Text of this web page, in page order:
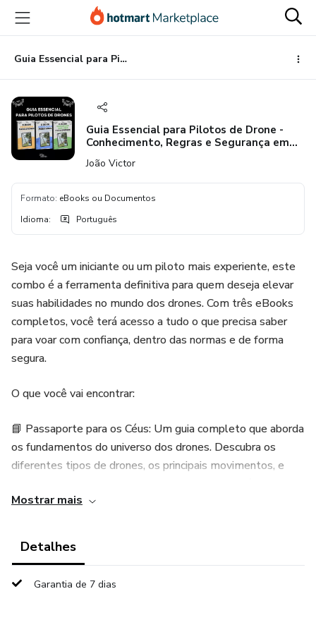
para
conteúdo
principal
para
pagamento
para
rodapé
Guia Essencial para Pilotos de Drone - Conhecimento, Regras e Segurança em um só lugar!
Guia Essencial para Pilotos de Drone -
Conhecimento, Regras e Segurança em
João Victor
Formato: eBooks ou Documentos
Idioma: Português
Seja você um iniciante ou um piloto mais experiente, este
combo é a ferramenta definitiva para quem deseja elevar
suas habilidades no mundo dos drones. Com três eBooks
completos, você terá acesso a tudo o que precisa saber
para voar com confiança, dentro das normas e de forma
segura.
O que você vai encontrar:
📘 Passaporte para os Céus: Um guia completo que aborda
os fundamentos do universo dos drones. Descubra os
diferentes tipos de drones, os principais movimentos, e
este eBook, você saberá exatamente o que precisa para
com as regulamentações, evitando multas e problemas.
Mostrar mais
Detalhes
Garantia de 7 dias